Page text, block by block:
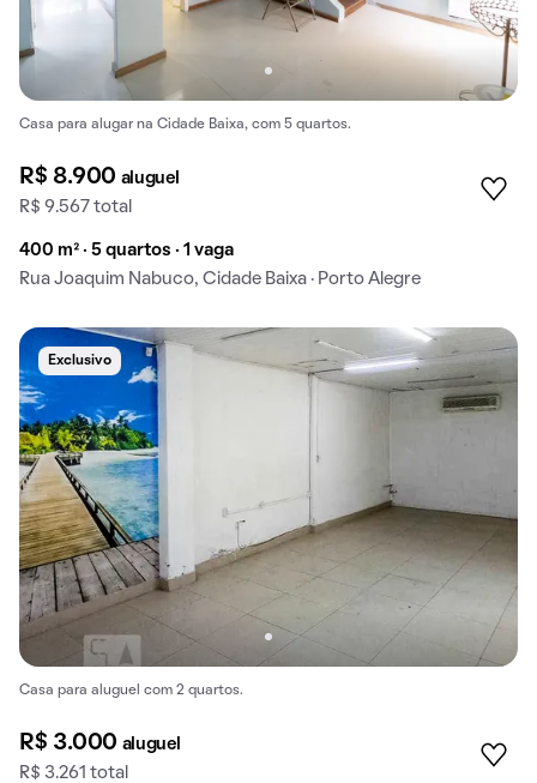
Casa para alugar na Cidade Baixa, com 5 quartos.
R$ 8.900 aluguel
R$ 9.567 total
400 m² · 5 quartos · 1 vaga
Rua Joaquim Nabuco, Cidade Baixa · Porto Alegre
Exclusivo
Casa para aluguel com 2 quartos.
R$ 3.000 aluguel
R$ 3.261 total